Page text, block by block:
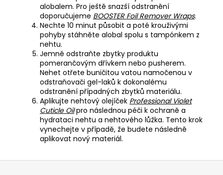
alobalem. Pro ještě snazší odstranění
doporučujeme BOOSTER Foil Remover Wraps.
Nechte 10 minut působit a poté krouživými
pohyby stáhněte alobal spolu s tampónkem z
nehtu.
Jemně odstraňte zbytky produktu
pomerančovým dřívkem nebo pusherem.
Nehet otřete buničitou vatou namočenou v
odstraňovači gel-laků k dokonalému
odstranění případných zbytků materiálu.
Aplikujte nehtový olejíček Professional Violet
Cuticle Oilpro následnou péči k ochraně a
hydrataci nehtu a nehtového lůžka. Tento krok
vynechejte v případě, že budete následně
aplikovat nový materiál.
Z